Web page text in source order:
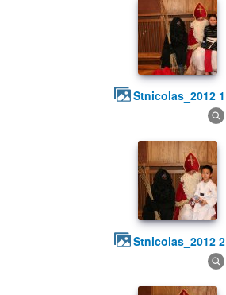
stnicolas_2012 1
stnicolas_2012 2